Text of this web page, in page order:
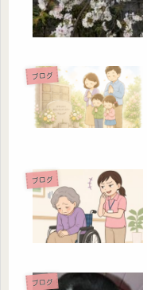
ブログ
ブログ
ブログ